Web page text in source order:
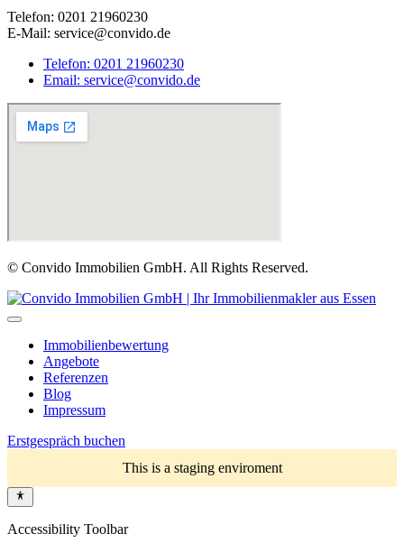
Telefon: 0201 21960230
E-Mail: service@convido.de
Telefon: 0201 21960230
Email: service@convido.de
© Convido Immobilien GmbH. All Rights Reserved.
Immobilienbewertung
Angebote
Referenzen
Blog
Impressum
Erstgespräch buchen
This is a staging enviroment
Accessibility Toolbar